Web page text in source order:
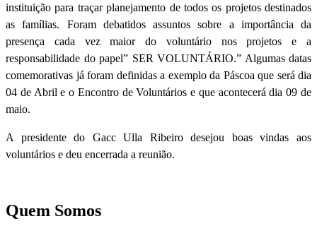
instituição para traçar planejamento de todos os projetos destinados
as famílias. Foram debatidos assuntos sobre a importância da
presença cada vez maior do voluntário nos projetos e a
responsabilidade do papel” SER VOLUNTÁRIO.” Algumas datas
comemorativas já foram definidas a exemplo da Páscoa que será dia
04 de Abril e o Encontro de Voluntários e que acontecerá dia 09 de
maio.
A presidente do Gacc Ulla Ribeiro desejou boas vindas aos
voluntários e deu encerrada a reunião.
Quem Somos